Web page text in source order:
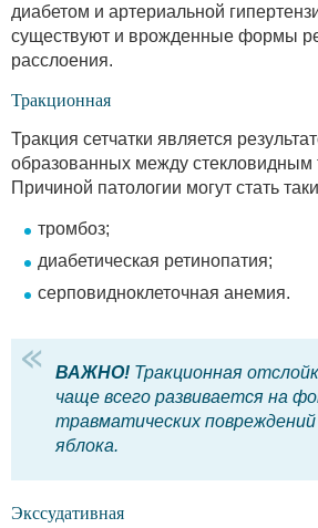
диабетом и артериальной
существуют и врожденные формы
расслоения.
Тракционная
Тракция сетчатки является
образованных между стекловидным
Причиной патологии могут стать
тромбоз;
диабетическая ретинопатия;
серповидноклеточная анемия.
ВАЖНО! Тракционная
чаще всего развивается на
травматических повреждений
яблока.
Экссудативная